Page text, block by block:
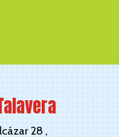
28 ,